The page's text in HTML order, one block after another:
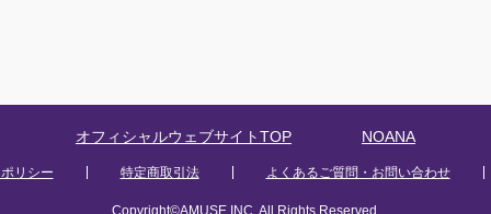
オフィシャルウェブサイトTOP NOANA
リシー 特定商取引法 よくあるご質問・お問い合わせ
Copyright©AMUSE INC. All Rights Reserved.